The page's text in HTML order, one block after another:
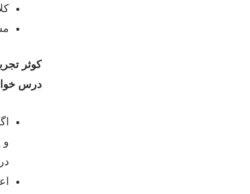
کوثر
درس
و